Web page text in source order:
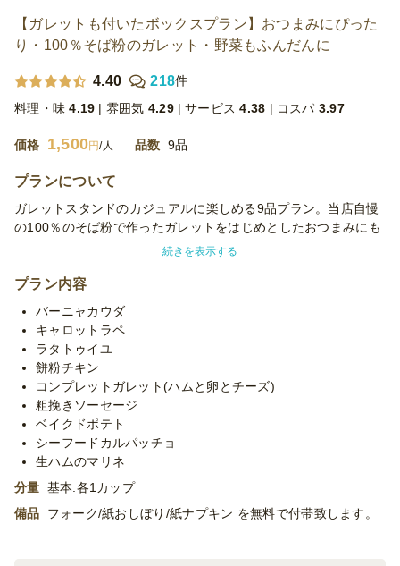
【ガレットも付いたボックスプラン】おつまみにぴった
り・100％そば粉のガレット・野菜もふんだんに
4.40 218件
料理・味 4.19 雰囲気 4.29 サービス 4.38 コスパ 3.97
価格 1,500円/人 品数 9品
プランについて
ガレットスタンドのカジュアルに楽しめる9品プラン。当店自慢
の100％のそば粉で作ったガレットをはじめとしたおつまみにも
ぴったりな料理を多数ご用意致しました。ぜひちょっとした集ま
■ガレットは以下のメニューと変更可能です。変更をご希望の場
合はオプションよりご選択ください。
【オムライス/タコライス/ベジタリアンガレット/ハニーマスター
ドチキンガレット】
※「ご注文人数分」のご指定をお願いいたします。
一部のみご指定いただいた場合、ご指定のない分については元の
メニュー（コンプレットガレット）でご用意いたします。
※使い捨て容器でお届けするデリバリープランです。設置・配
膳・撤収等のサービスはついておりません。
※「10卓に配置」などお客様ご指定の数の卓に配置する場合、
追加容器代金をいただいたり、容器が変更になる場合がございま
続きを表示する
プラン内容
バーニャカウダ
キャロットラペ
ラタトゥイユ
餅粉チキン
コンプレットガレット(ハムと卵とチーズ)
粗挽きソーセージ
ベイクドポテト
シーフードカルパッチョ
生ハムのマリネ
分量 基本:各1カップ
備品
フォーク/紙おしぼり/紙ナプキン を無料で付帯致します。